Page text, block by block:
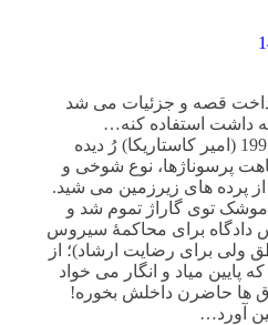
قصه و جزئیات می شد
استفاده کنه…
زیرزمین 1995 (امیر کاستاریکا) رُ دیده
نوع شوخی و
های زیرزمین می شید.
توی گاراژ تموم شد و
برای محاکمۀ سیروس
رضایت ارشاد)؛ از
و انگار می خواد
حاضرن داخلش بخوره!